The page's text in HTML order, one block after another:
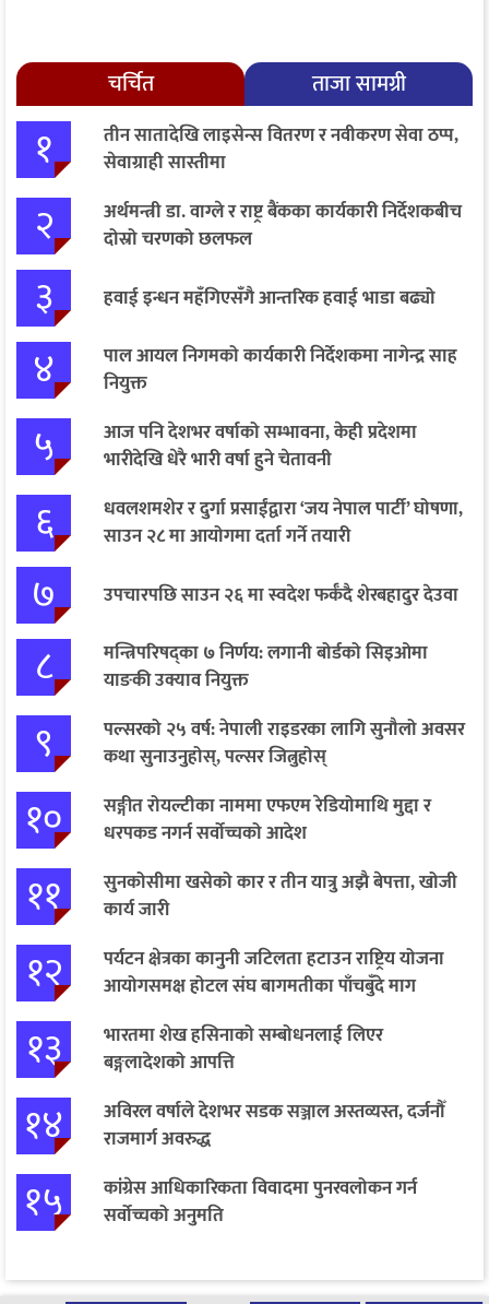
चर्चित ताजा सामग्री
१
तीन सातादेखि लाइसेन्स वितरण र नवीकरण सेवा ठप्प,
सेवाग्राही सास्तीमा
२
अर्थमन्त्री डा. वाग्ले र राष्ट्र बैंकका कार्यकारी निर्देशकबीच
दोस्रो चरणको छलफल
३ हवाई इन्धन महँगिएसँगै आन्तरिक हवाई भाडा बढ्यो
४
पाल आयल निगमको कार्यकारी निर्देशकमा नागेन्द्र साह
नियुक्त
५
आज पनि देशभर वर्षाको सम्भावना, केही प्रदेशमा
भारीदेखि धेरै भारी वर्षा हुने चेतावनी
६
धवलशमशेर र दुर्गा प्रसाईंद्वारा ‘जय नेपाल पार्टी’ घोषणा,
साउन २८ मा आयोगमा दर्ता गर्ने तयारी
७ उपचारपछि साउन २६ मा स्वदेश फर्कँदै शेरबहादुर देउवा
८
मन्त्रिपरिषद्का ७ निर्णय: लगानी बोर्डको सिइओमा
याङकी उक्याव नियुक्त
९
पल्सरको २५ वर्ष: नेपाली राइडरका लागि सुनौलो अवसर
कथा सुनाउनुहोस्, पल्सर जित्नुहोस्
१०
सङ्गीत रोयल्टीका नाममा एफएम रेडियोमाथि मुद्दा र
धरपकड नगर्न सर्वोच्चको आदेश
११
सुनकोसीमा खसेको कार र तीन यात्रु अझै बेपत्ता, खोजी
कार्य जारी
१२
पर्यटन क्षेत्रका कानुनी जटिलता हटाउन राष्ट्रिय योजना
आयोगसमक्ष होटल संघ बागमतीका पाँचबुँदे माग
१३
भारतमा शेख हसिनाको सम्बोधनलाई लिएर
बङ्गलादेशको आपत्ति
१४
अविरल वर्षाले देशभर सडक सञ्जाल अस्तव्यस्त, दर्जनौँ
राजमार्ग अवरुद्ध
१५
कांग्रेस आधिकारिकता विवादमा पुनरवलोकन गर्न
सर्वोच्चको अनुमति